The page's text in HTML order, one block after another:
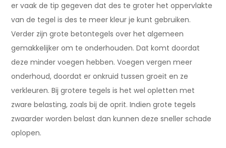
er vaak de tip gegeven dat des te groter het oppervlakte
van de tegel is des te meer kleur je kunt gebruiken.
Verder zijn grote betontegels over het algemeen
gemakkelijker om te onderhouden. Dat komt doordat
deze minder voegen hebben. Voegen vergen meer
onderhoud, doordat er onkruid tussen groeit en ze
verkleuren. Bij grotere tegels is het wel opletten met
zware belasting, zoals bij de oprit. Indien grote tegels
zwaarder worden belast dan kunnen deze sneller schade
oplopen.